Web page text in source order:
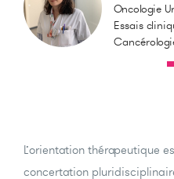
Oncologie
Essais
L’orientation thérapeutique
concertation